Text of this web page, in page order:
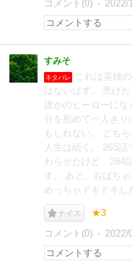
コメント(0) 2022/
すみそ
ネタバレ
これは英雄
はないはず。 禿げ
誰かのヒーローにな
分を慰めて一人き
もしれない。 どち
人生は続く。 265
わらせたけど、264
す。 あと、おばち
めっちゃドキドキし
ナイス ★3
コメント(0) 2022/